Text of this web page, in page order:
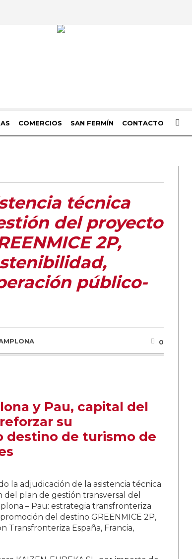
COMERCIOS SAN FERMÍN CONTACTO
técnica
del proyecto
2P,
público-
0
y Pau, capital del
su
destino de turismo de
la adjudicación de la asistencia técnica
del plan de gestión transversal del
– Pau: estrategia transfronteriza
del destino GREENMICE 2P,
Transfronteriza España, Francia,